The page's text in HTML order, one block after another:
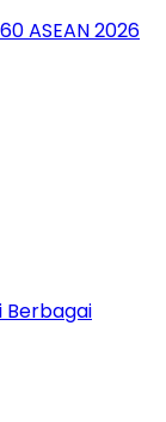
ASEAN 2026
Berbagai